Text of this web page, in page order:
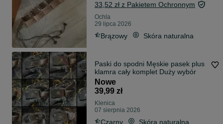
33,52 zł z Pakietem Ochronnym
Ochla
29 lipca 2026
Brązowy Skóra naturalna
Paski do spodni Męskie pasek plus
klamra cały komplet Duży wybór
Nowe
39,99 zł
Klenica
07 sierpnia 2026
Czarny Skóra naturalna